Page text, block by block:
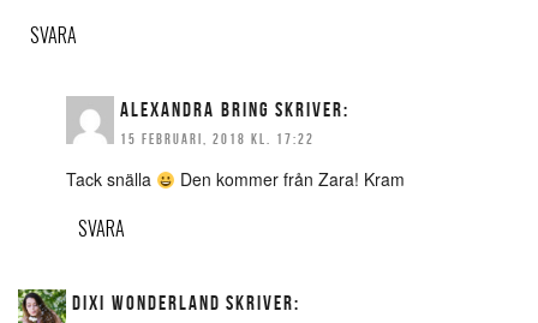
SVARA
ALEXANDRA BRING SKRIVER:
15 FEBRUARI, 2018 KL. 17:22
Tack snälla Den kommer från Zara! Kram
SVARA
DIXI WONDERLAND SKRIVER: